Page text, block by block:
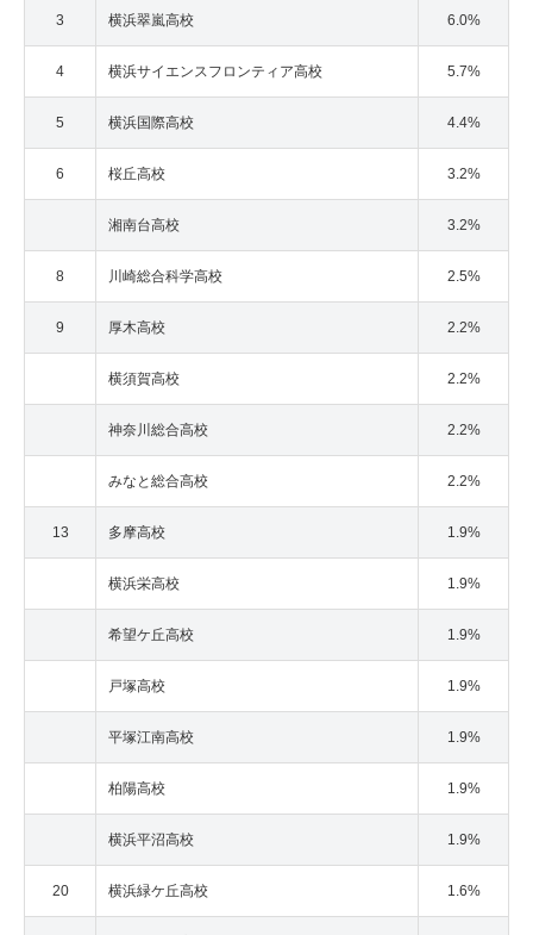
3 横浜翠嵐高校 6.0%
4 横浜サイエンスフロンティア高校 5.7%
5 横浜国際高校 4.4%
6 桜丘高校 3.2%
湘南台高校 3.2%
8 川崎総合科学高校 2.5%
9 厚木高校 2.2%
横須賀高校 2.2%
神奈川総合高校 2.2%
みなと総合高校 2.2%
13 多摩高校 1.9%
横浜栄高校 1.9%
希望ケ丘高校 1.9%
戸塚高校 1.9%
平塚江南高校 1.9%
柏陽高校 1.9%
横浜平沼高校 1.9%
20 横浜緑ケ丘高校 1.6%